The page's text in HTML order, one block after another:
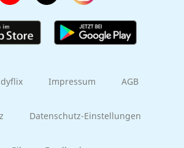
Impressum AGB
Datenschutz-Einstellungen